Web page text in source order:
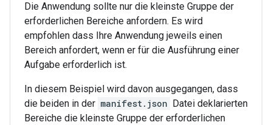
Die Anwendung sollte nur die kleinste Gruppe der
erforderlichen Bereiche anfordern. Es wird
empfohlen dass Ihre Anwendung jeweils einen
Bereich anfordert, wenn er für die Ausführung einer
Aufgabe erforderlich ist.
In diesem Beispiel wird davon ausgegangen, dass
die beiden in der manifest.json
Datei deklarierten
Bereiche die kleinste Gruppe der erforderlichen